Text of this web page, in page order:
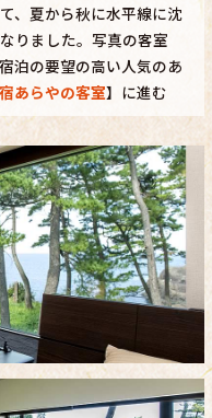
、夏から秋に水平線に沈
りました。写真の客室
泊の要望の高い人気のあ
あらやの客室】に進む